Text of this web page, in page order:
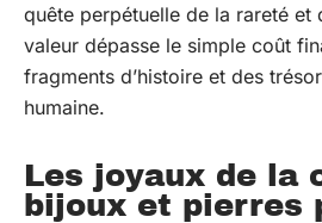
quête perpétuelle de la rareté et
valeur dépasse le simple coût
fragments d’histoire et des
humaine.
Les joyaux de la
bijoux et pierres